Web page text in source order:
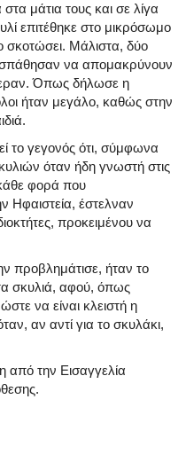
μάτια τους και σε λίγα
επιτέθηκε στο μικρόσωμο
σκοτώσει. Μάλιστα, δύο
να απομακρύνουν
Όπως δήλωσε η
ήταν μεγάλο, καθώς στην
το γεγονός ότι, σύμφωνα
όταν ήδη γνωστή στις
φορά που
Ηφαιστεία, έστελναν
προκειμένου να
προβλημάτισε, ήταν το
σκυλιά, αφού, όπως
να είναι κλειστή η
αν αντί για το σκυλάκι,
από την Εισαγγελία